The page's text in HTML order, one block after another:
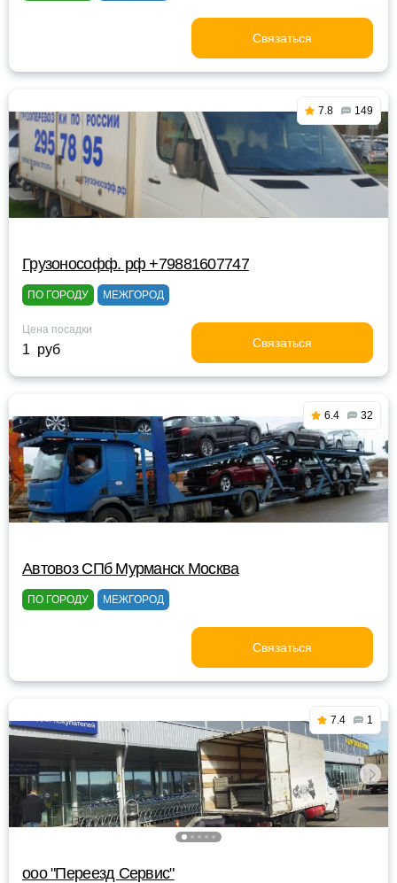
Связаться
7.8 149
Грузонософф. рф +79881607747
ПО ГОРОДУ МЕЖГОРОД
Цена посадки
1 руб Связаться
6.4 32
Автовоз СПб Мурманск Москва
ПО ГОРОДУ МЕЖГОРОД
Связаться
7.4 1
ооо "Переезд Сервис"